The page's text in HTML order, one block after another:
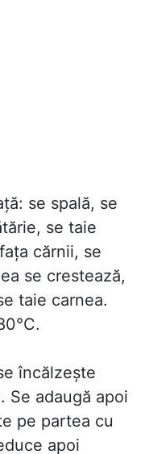
se spală, se
se taie
cărnii, se
se crestează,
taie carnea.
încălzeşte
Se adaugă apoi
pe partea cu
apoi